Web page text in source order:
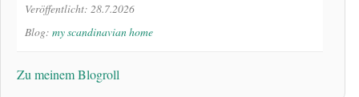
Veröffentlicht: 28.7.2026
Blog: my scandinavian home
Zu meinem Blogroll